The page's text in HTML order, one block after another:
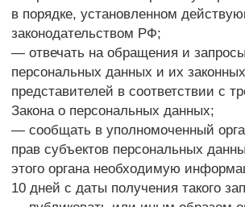
— на осуществление иных прав, предусмотренных
законодательством РФ.
4.2. Субъекты персональных данных обязаны:
— предоставлять Оператору достоверные данные
о себе;
— сообщать Оператору об уточнении (обновлении,
изменении) своих персональных данных.
4.3. Лица, передавшие Оператору недостоверные
сведения о себе, либо сведения о другом субъекте
персональных данных без согласия последнего,
несут ответственность в соответствии
с законодательством РФ.
5. Принципы обработки персональных данных
5.1. Обработка персональных данных